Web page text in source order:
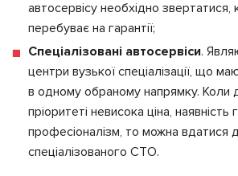
автосервісу необхідно звертатися,
перебуває на гарантії;
Спеціалізовані автосервіси.
центри вузької спеціалізації, що
в одному обраному напрямку. Коли
пріоритеті невисока ціна, наявність
професіоналізм, то можна вдатися
спеціалізованого СТО.